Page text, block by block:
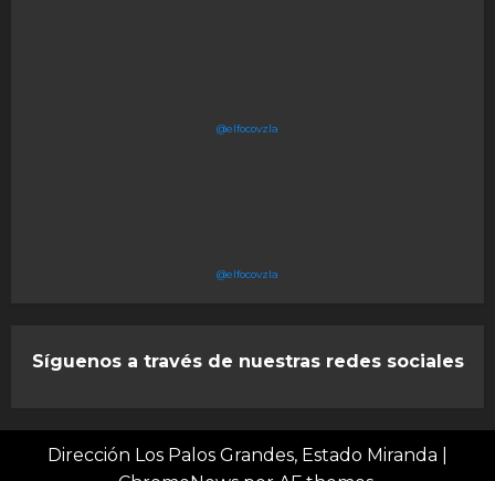
@elfocovzla
@elfocovzla
Síguenos a través de nuestras redes sociales
Dirección Los Palos Grandes, Estado Miranda